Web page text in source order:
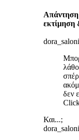
εκτίμηση
δεν
Και...;